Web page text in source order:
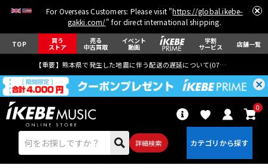
For Overseas Customers: Please visit "https://global.ikebe-
gakki.com/" for direct international shipping.
TOP 買う
ストア
売る
中古買取
イベント
動画
学割
サービス 店舗一覧
【重要】熊本県で発生した地震に伴う配送の遅延について(07月29日
詳細検索
0